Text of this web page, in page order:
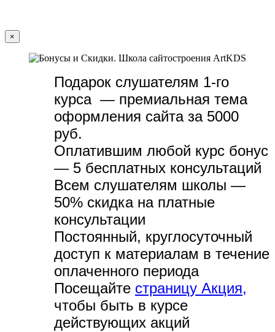
×
Подарок слушателям 1-го
курса — премиальная тема
оформления сайта за 5000
руб.
Оплатившим любой курс бонус
— 5 бесплатных консультаций
Всем слушателям школы —
50% скидка на платные
консультации
Постоянный, круглосуточный
доступ к материалам в течение
оплаченного периода
Посещайте страницу Акция,
чтобы быть в курсе
действующих акций